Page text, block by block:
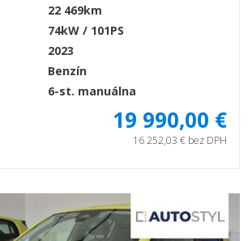
22 469km
74kW / 101PS
2023
Benzín
6-st. manuálna
19 990,00 €
16 252,03 € bez DPH